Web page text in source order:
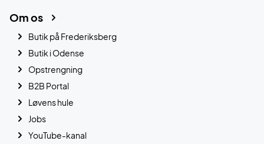
Om os
Butik på Frederiksberg
Butik i Odense
Opstrengning
B2B Portal
Løvens hule
Jobs
YouTube-kanal